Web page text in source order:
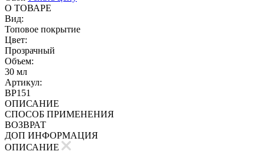
О ТОВАРЕ
Вид:
Топовое покрытие
Цвет:
Прозрачный
Объем:
30 мл
Артикул:
BP151
ОПИСАНИЕ
СПОСОБ ПРИМЕНЕНИЯ
ВОЗВРАТ
ДОП ИНФОРМАЦИЯ
ОПИСАНИЕ